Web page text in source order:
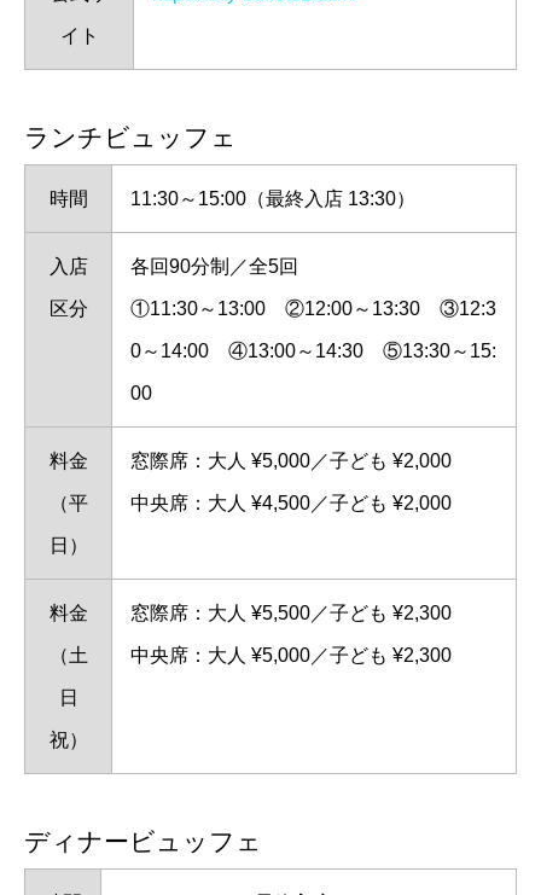
イト
ランチビュッフェ
時間 11:30～15:00（最終入店 13:30）
入店
区分
各回90分制／全5回
①11:30～13:00 ②12:00～13:30 ③12:3
0～14:00 ④13:00～14:30 ⑤13:30～15:
00
料金
（平
日）
窓際席：大人 ¥5,000／子ども ¥2,000
中央席：大人 ¥4,500／子ども ¥2,000
料金
（土
日
祝）
窓際席：大人 ¥5,500／子ども ¥2,300
中央席：大人 ¥5,000／子ども ¥2,300
ディナービュッフェ